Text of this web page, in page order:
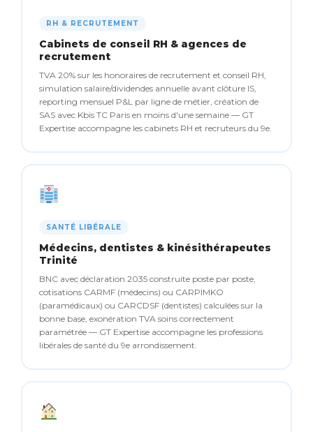
RH & RECRUTEMENT
Cabinets de conseil RH & agences de
recrutement
TVA 20% sur les honoraires de recrutement et conseil RH,
simulation salaire/dividendes annuelle avant clôture IS,
reporting mensuel P&L par ligne de métier, création de
SAS avec Kbis TC Paris en moins d'une semaine — GT
Expertise accompagne les cabinets RH et recruteurs du 9e.
SANTÉ LIBÉRALE
Médecins, dentistes & kinésithérapeutes
Trinité
BNC avec déclaration 2035 construite poste par poste,
cotisations CARMF (médecins) ou CARPIMKO
(paramédicaux) ou CARCDSF (dentistes) calculées sur la
bonne base, exonération TVA soins correctement
paramétrée — GT Expertise accompagne les professions
libérales de santé du 9e arrondissement.